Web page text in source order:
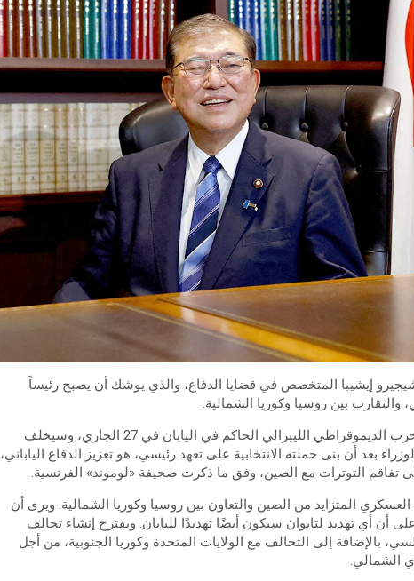
إيشيبا المتخصص في قضايا الدفاع، والذي يوشك أن يصبح رئيساً
والتقارب بين روسيا وكوريا الشمالية.
وانتخب وزير الدفاع والزراعة السابق، إيشيبا رئيسا للحزب الديموقراطي الليبرالي الحاكم في اليابان في 27 الجاري، وسيخلف
بعد أن بنى حملته الانتخابية على تعهد رئيسي، هو تعزيز الدفاع الياباني،
التوترات مع الصين، وفق ما ذكرت صحيفة «لوموند» الفرنسية.
العسكري المتزايد من الصين والتعاون بين روسيا وكوريا الشمالية. ويرى أن
أن أي تهديد لتايوان سيكون أيضًا تهديدًا لليابان. ويقترح إنشاء تحالف
إلى التحالف مع الولايات المتحدة وكوريا الجنوبية، من أجل
الشمالي.